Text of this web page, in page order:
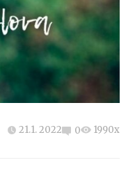
21.1. 2022 0 1990x